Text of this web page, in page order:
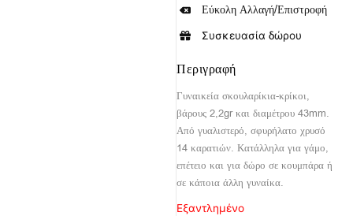
Εύκολη Αλλαγή/Επιστροφή
Συσκευασία δώρου
Περιγραφή
Γυναικεία σκουλαρίκια-κρίκοι,
βάρους 2,2gr και διαμέτρου 43mm.
Από γυαλιστερό, σφυρήλατο χρυσό
14 καρατιών. Κατάλληλα για γάμο,
επέτειο και για δώρο σε κουμπάρα ή
σε κάποια άλλη γυναίκα.
Εξαντλημένο